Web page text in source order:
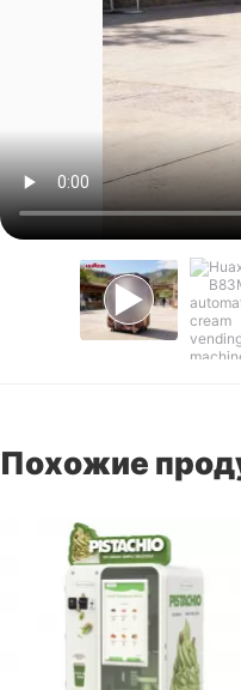
Похожие